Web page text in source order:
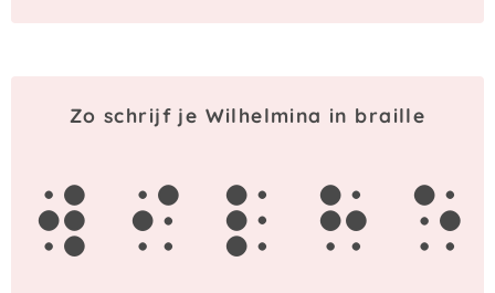
Zo schrijf je Wilhelmina in braille
w i l h e